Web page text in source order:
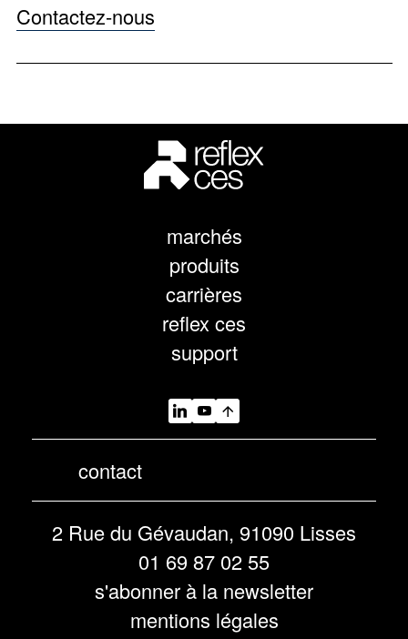
Contactez-nous
marchés
produits
carrières
reflex ces
support
contact
2 Rue du Gévaudan, 91090 Lisses
01 69 87 02 55
s'abonner à la newsletter
mentions légales